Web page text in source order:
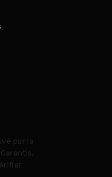
par la
.